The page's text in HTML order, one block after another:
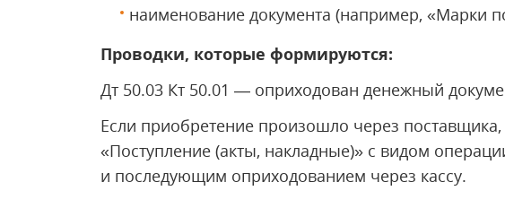
наименование документа (например, «Марки
Проводки, которые формируются:
Дт 50.03 Кт 50.01 — оприходован денежный
Если приобретение произошло через
«Поступление (акты, накладные)» с видом
и последующим оприходованием через кассу.